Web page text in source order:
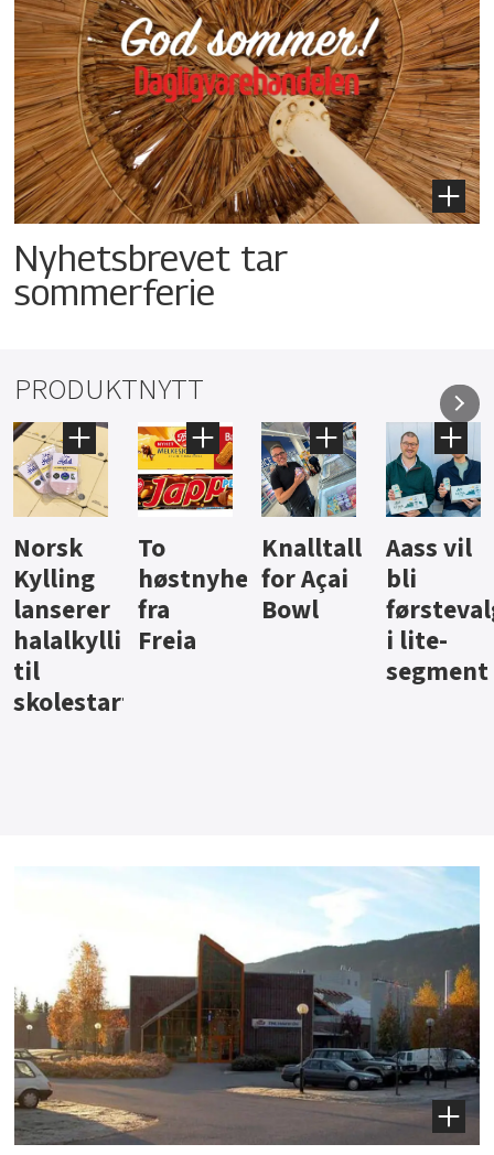
Nyhetsbrevet tar
sommerferie
PRODUKTNYTT
Knalltall
for Açai
Bowl
Aass vil
bli
førstevalg
i lite-
Brus og
jus fra
Berentsen
Hard
iste fra
Hansa